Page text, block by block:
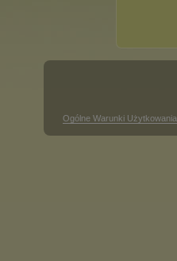
Ogólne Warunki Użytkowania